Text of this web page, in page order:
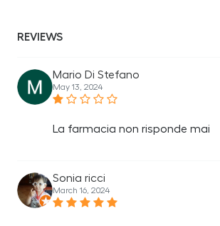
REVIEWS
Mario Di Stefano
May 13, 2024
La farmacia non risponde mai
Sonia ricci
March 16, 2024